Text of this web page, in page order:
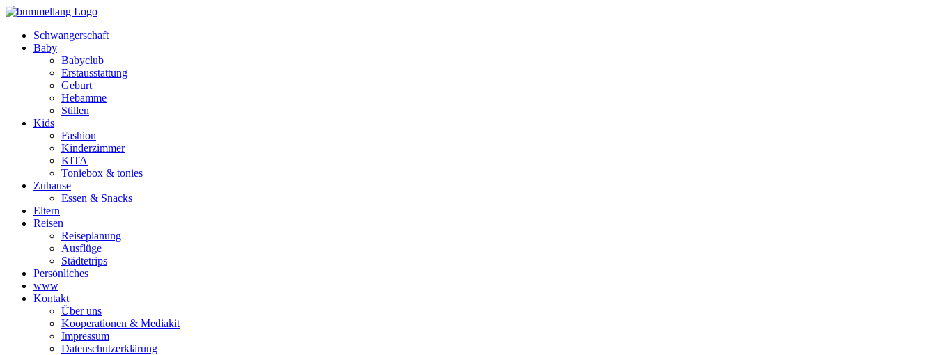
Schwangerschaft
Baby
Babyclub
Erstausstattung
Geburt
Hebamme
Stillen
Kids
Fashion
Kinderzimmer
KITA
Toniebox & tonies
Zuhause
Essen & Snacks
Eltern
Reisen
Reiseplanung
Ausflüge
Städtetrips
Persönliches
www
Kontakt
Über uns
Kooperationen & Mediakit
Impressum
Datenschutzerklärung